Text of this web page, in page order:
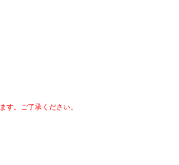
す。ご了承ください。